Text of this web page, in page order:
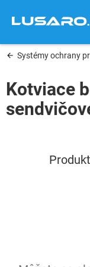
obsah
Systémy ochrany
Kotviace